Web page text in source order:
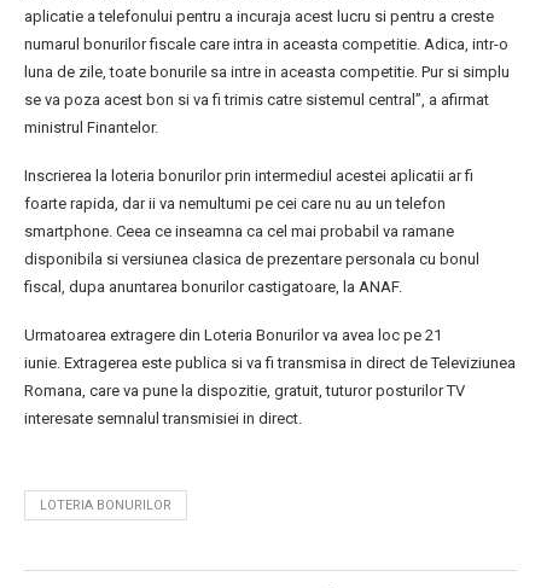
aplicatie a telefonului pentru a incuraja acest lucru si pentru a creste
numarul bonurilor fiscale care intra in aceasta competitie. Adica, intr-o
luna de zile, toate bonurile sa intre in aceasta competitie. Pur si simplu
se va poza acest bon si va fi trimis catre sistemul central”, a afirmat
ministrul Finantelor.
Inscrierea la loteria bonurilor prin intermediul acestei aplicatii ar fi
foarte rapida, dar ii va nemultumi pe cei care nu au un telefon
smartphone. Ceea ce inseamna ca cel mai probabil va ramane
disponibila si versiunea clasica de prezentare personala cu bonul
fiscal, dupa anuntarea bonurilor castigatoare, la ANAF.
Urmatoarea extragere din Loteria Bonurilor va avea loc pe 21
iunie. Extragerea este publica si va fi transmisa in direct de Televiziunea
Romana, care va pune la dispozitie, gratuit, tuturor posturilor TV
interesate semnalul transmisiei in direct.
LOTERIA BONURILOR